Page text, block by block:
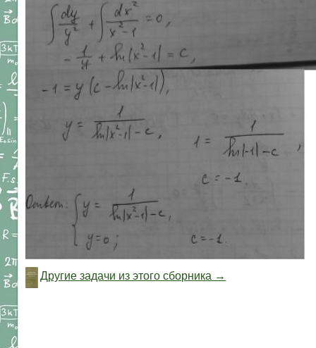
Другие задачи из этого сборника →